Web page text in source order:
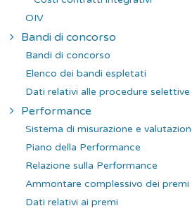
OIV
Bandi di concorso
Bandi di concorso
Elenco dei bandi espletati
Dati relativi alle procedure selettive
Performance
Sistema di misurazione e
Piano della Performance
Relazione sulla Performance
Ammontare complessivo dei premi
Dati relativi ai premi